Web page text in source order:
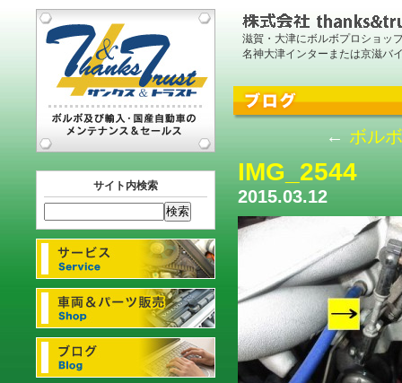
滋賀・大津にボルボプロショッ
名神大津インターまたは京滋バ
サイト内検索
← ボル
IMG_2544
2015.03.12